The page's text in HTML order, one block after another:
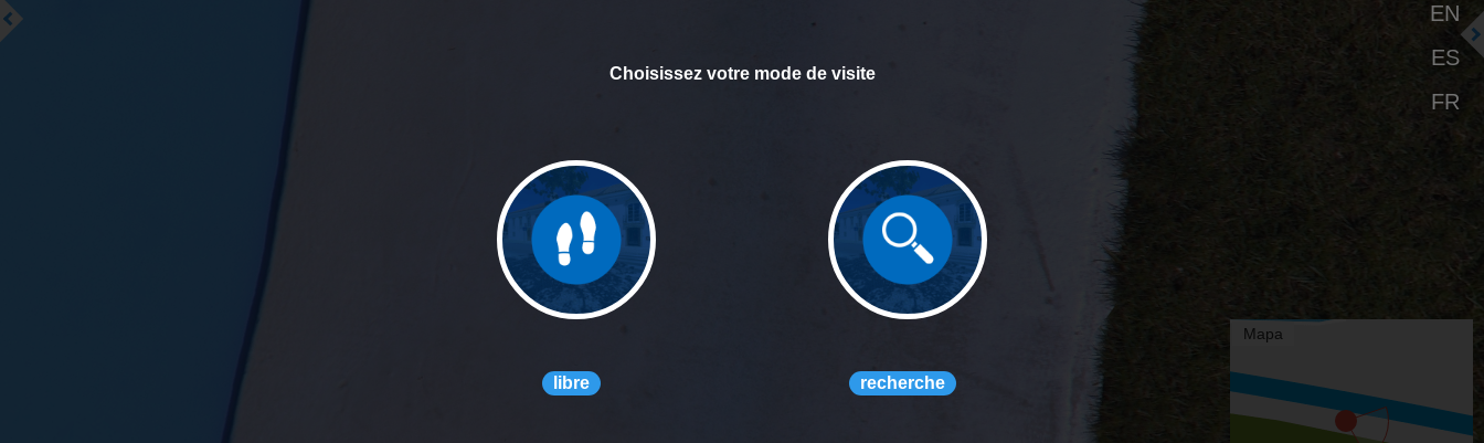
Mapa
Choisissez votre mode de visite
libre recherche
EN
ES
FR